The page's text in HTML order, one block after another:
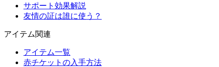
サポート効果解説
友情の証は誰に使う？
アイテム関連
アイテム一覧
赤チケットの入手方法